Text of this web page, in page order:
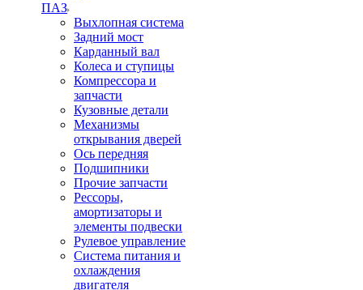
ПАЗ
Выхлопная система
Задний мост
Карданный вал
Колеса и ступицы
Компрессора и
запчасти
Кузовные детали
Механизмы
открывания дверей
Ось передняя
Подшипники
Прочие запчасти
Рессоры,
амортизаторы и
элементы подвески
Рулевое управление
Система питания и
охлаждения
двигателя